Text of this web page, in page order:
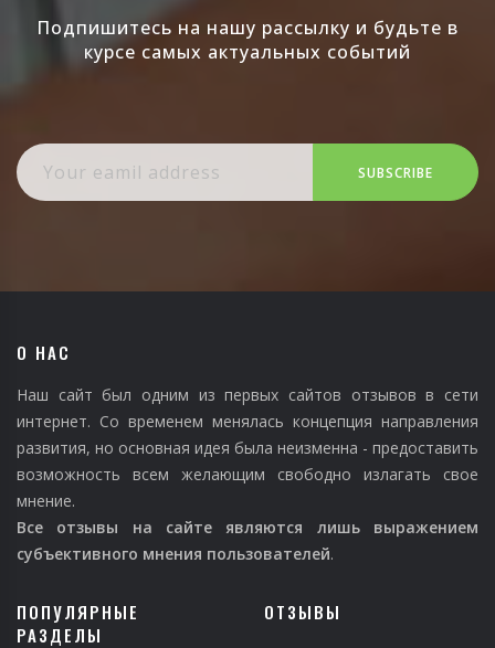
Подпишитесь на нашу рассылку и будьте в
курсе самых актуальных событий
SUBSCRIBE
О НАС
Наш сайт был одним из первых сайтов отзывов в сети
интернет. Со временем менялась концепция направления
развития, но основная идея была неизменна - предоставить
возможность всем желающим свободно излагать свое
мнение.
Все отзывы на сайте являются лишь выражением
субъективного мнения пользователей.
ПОПУЛЯРНЫЕ
РАЗДЕЛЫ
ОТЗЫВЫ